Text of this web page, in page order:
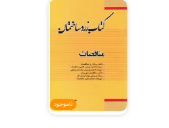
ناموجود